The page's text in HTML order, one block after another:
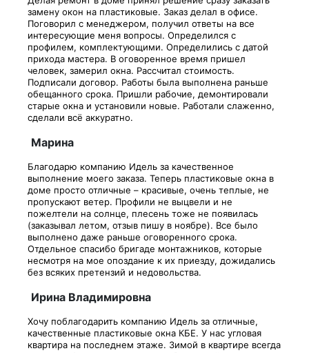
замену окон на пластиковые. Заказ делал в офисе.
Поговорил с менеджером, получил ответы на все
интересующие меня вопросы. Определился с
профилем, комплектующими. Определились с датой
прихода мастера. В оговоренное время пришел
человек, замерил окна. Рассчитал стоимость.
Подписали договор. Работы была выполнена раньше
обещанного срока. Пришли рабочие, демонтировали
старые окна и установили новые. Работали слаженно,
сделали всё аккуратно.
Марина
Благодарю компанию Идель за качественное
выполнение моего заказа. Теперь пластиковые окна в
доме просто отличные – красивые, очень теплые, не
пропускают ветер. Профили не выцвели и не
пожелтели на солнце, плесень тоже не появилась
(заказывал летом, отзыв пишу в ноябре). Все было
выполнено даже раньше оговоренного срока.
Отдельное спасибо бригаде монтажников, которые
несмотря на мое опоздание к их приезду, дожидались
без всяких претензий и недовольства.
Ирина Владимировна
Хочу поблагодарить компанию Идель за отличные,
качественные пластиковые окна КБЕ. У нас угловая
квартира на последнем этаже. Зимой в квартире всегда